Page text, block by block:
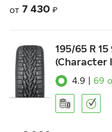
от 7 430 ₽
195/65 R
(Character
4.9 69